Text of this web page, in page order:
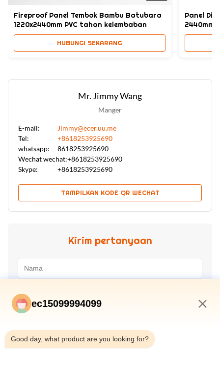
Fireproof Panel Tembok Bambu Batubara
1220x2440mm PVC tahan kelembaban
HUBUNGI SEKARANG
Panel
2440mm
Mr. Jimmy Wang
Manger
E-mail:
Jimmy@ecer.uu.me
Tel:
+8618253925690
whatsapp:
8618253925690
Wechat wechat:+8618253925690
Skype:
+8618253925690
TAMPILKAN KODE QR WECHAT
Kirim pertanyaan
ec15099994099
Good day, what product are you looking for?